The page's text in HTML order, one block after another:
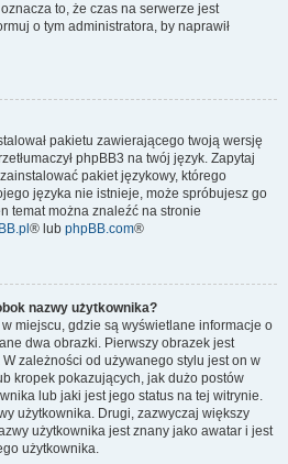
to, że czas na serwerze jest
o tym administratora, by naprawił
pakietu zawierającego twoją wersję
phpBB3 na twój język. Zapytaj
pakiet językowy, którego
języka nie istnieje, może spróbujesz go
temat można znaleźć na stronie
® lub phpBB.com®
nazwy użytkownika?
miejscu, gdzie są wyświetlane informacje o
dwa obrazki. Pierwszy obrazek jest
zależności od używanego stylu jest on w
kropek pokazujących, jak dużo postów
lub jaki jest jego status na tej witrynie.
użytkownika. Drugi, zazwyczaj większy
użytkownika jest znany jako awatar i jest
użytkownika.